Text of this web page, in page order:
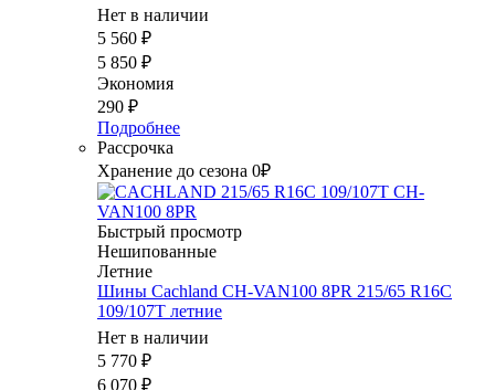
Нет в наличии
5 560 ₽
5 850 ₽
Экономия
290 ₽
Подробнее
Рассрочка
Хранение до сезона 0₽
Быстрый просмотр
Нешипованные
Летние
Шины Cachland CH-VAN100 8PR 215/65 R16C
109/107T летние
Нет в наличии
5 770 ₽
6 070 ₽